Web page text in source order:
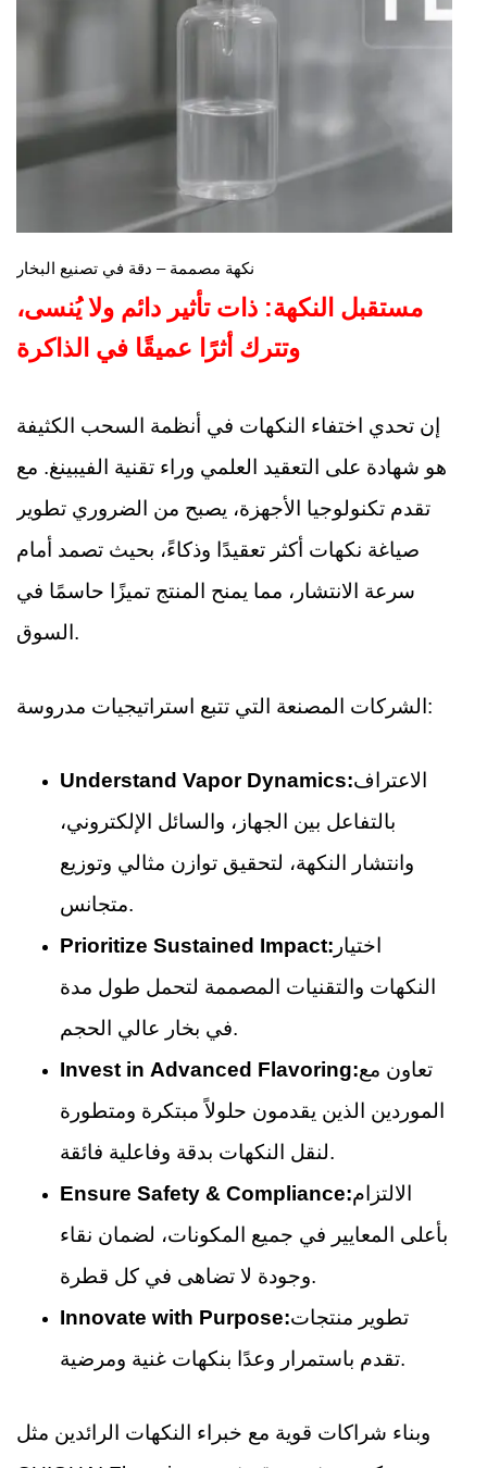
نكهة مصممة – دقة في تصنيع البخار
مستقبل النكهة: ذات تأثير دائم ولا يُنسى،
وتترك أثرًا عميقًا في الذاكرة
إن تحدي اختفاء النكهات في أنظمة السحب الكثيفة
هو شهادة على التعقيد العلمي وراء تقنية الفيبينغ. مع
تقدم تكنولوجيا الأجهزة، يصبح من الضروري تطوير
صياغة نكهات أكثر تعقيدًا وذكاءً، بحيث تصمد أمام
سرعة الانتشار، مما يمنح المنتج تميزًا حاسمًا في
السوق.
الشركات المصنعة التي تتبع استراتيجيات مدروسة:
Understand Vapor Dynamics:الاعتراف
بالتفاعل بين الجهاز، والسائل الإلكتروني،
وانتشار النكهة، لتحقيق توازن مثالي وتوزيع
متجانس.
Prioritize Sustained Impact: اختيار
النكهات والتقنيات المصممة لتحمل طول مدة
في بخار عالي الحجم.
Invest in Advanced Flavoring:تعاون مع
الموردين الذين يقدمون حلولاً مبتكرة ومتطورة
لنقل النكهات بدقة وفاعلية فائقة.
Ensure Safety & Compliance:الالتزام
بأعلى المعايير في جميع المكونات، لضمان نقاء
وجودة لا تضاهى في كل قطرة.
Innovate with Purpose:تطوير منتجات
تقدم باستمرار وعدًا بنكهات غنية ومرضية.
وبناء شراكات قوية مع خبراء النكهات الرائدين مثل